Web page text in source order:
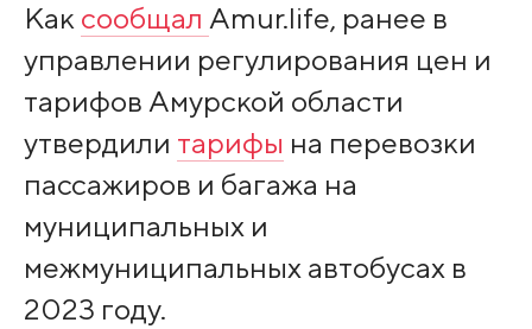
Как сообщал Amur.life, ранее в
управлении регулирования цен и
тарифов Амурской области
утвердили тарифы на перевозки
пассажиров и багажа на
муниципальных и
межмуниципальных автобусах в
2023 году.